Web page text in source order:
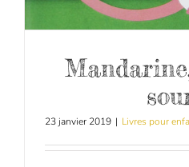
23 janvier 2019 | Livres pour